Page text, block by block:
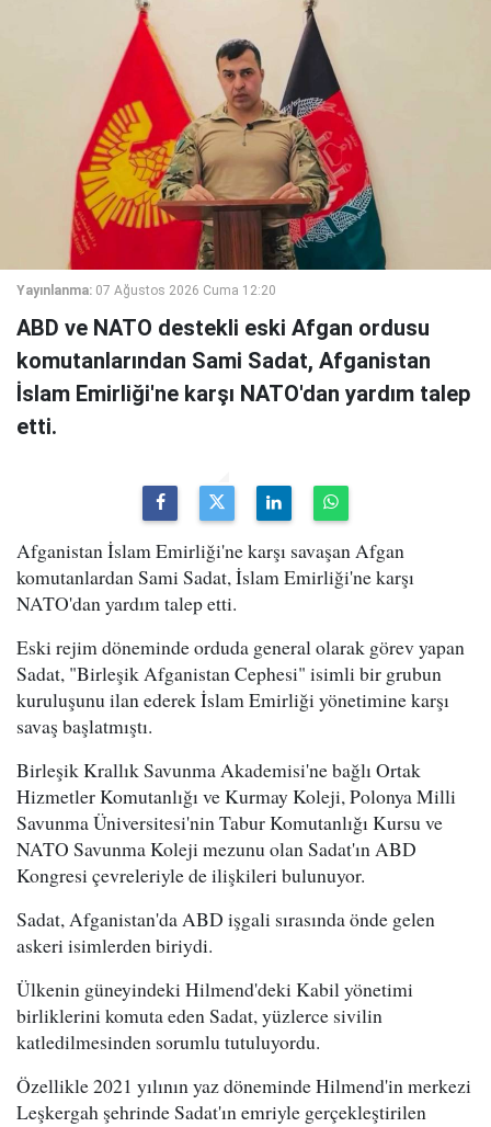
Yayınlanma: 07 Ağustos 2026 Cuma 12:20
ABD ve NATO destekli eski Afgan ordusu
komutanlarından Sami Sadat, Afganistan
İslam Emirliği'ne karşı NATO'dan yardım talep
etti.
Afganistan İslam Emirliği'ne karşı savaşan Afgan
komutanlardan Sami Sadat, İslam Emirliği'ne karşı
NATO'dan yardım talep etti.
Eski rejim döneminde orduda general olarak görev yapan
Sadat, "Birleşik Afganistan Cephesi" isimli bir grubun
kuruluşunu ilan ederek İslam Emirliği yönetimine karşı
savaş başlatmıştı.
Birleşik Krallık Savunma Akademisi'ne bağlı Ortak
Hizmetler Komutanlığı ve Kurmay Koleji, Polonya Milli
Savunma Üniversitesi'nin Tabur Komutanlığı Kursu ve
NATO Savunma Koleji mezunu olan Sadat'ın ABD
Kongresi çevreleriyle de ilişkileri bulunuyor.
Sadat, Afganistan'da ABD işgali sırasında önde gelen
askeri isimlerden biriydi.
Ülkenin güneyindeki Hilmend'deki Kabil yönetimi
birliklerini komuta eden Sadat, yüzlerce sivilin
katledilmesinden sorumlu tutuluyordu.
Özellikle 2021 yılının yaz döneminde Hilmend'in merkezi
Leşkergah şehrinde Sadat'ın emriyle gerçekleştirilen